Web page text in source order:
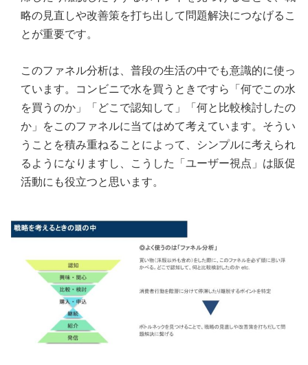
略の見直しや改善策を打ち出して問題解決につなげるこ
とが重要です。
このファネル分析は、普段の生活の中でも意識的に使っ
ています。コンビニで水を買うときですら「何でこの水
を買うのか」「どこで認知して」「何と比較検討したの
か」をこのファネルに当てはめて考えています。そうい
うことを積み重ねることによって、シンプルに考えられ
るようになりますし、こうした「ユーザー視点」は販促
活動にも役立つと思います。